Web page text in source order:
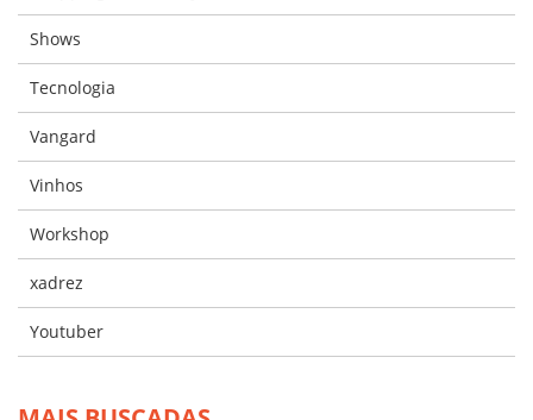
Shows
Tecnologia
Vangard
Vinhos
Workshop
xadrez
Youtuber